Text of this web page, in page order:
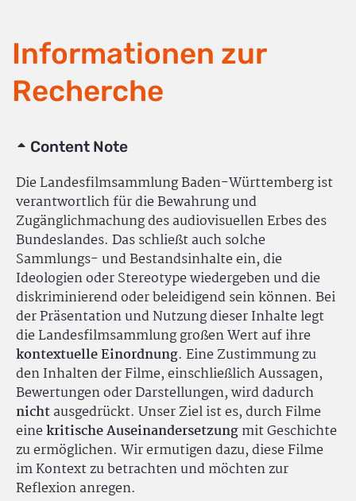
Informationen zur
Recherche
Content Note
Die Landesfilmsammlung Baden-Württemberg ist
verantwortlich für die Bewahrung und
Zugänglichmachung des audiovisuellen Erbes des
Bundeslandes. Das schließt auch solche
Sammlungs- und Bestandsinhalte ein, die
Ideologien oder Stereotype wiedergeben und die
diskriminierend oder beleidigend sein können. Bei
der Präsentation und Nutzung dieser Inhalte legt
die Landesfilmsammlung großen Wert auf ihre
kontextuelle Einordnung. Eine Zustimmung zu
den Inhalten der Filme, einschließlich Aussagen,
Bewertungen oder Darstellungen, wird dadurch
nichtausgedrückt. Unser Ziel ist es, durch Filme
einekritische Auseinandersetzungmit Geschichte
zu ermöglichen. Wir ermutigen dazu, diese Filme
im Kontext zu betrachten und möchten zur
Reflexion anregen.